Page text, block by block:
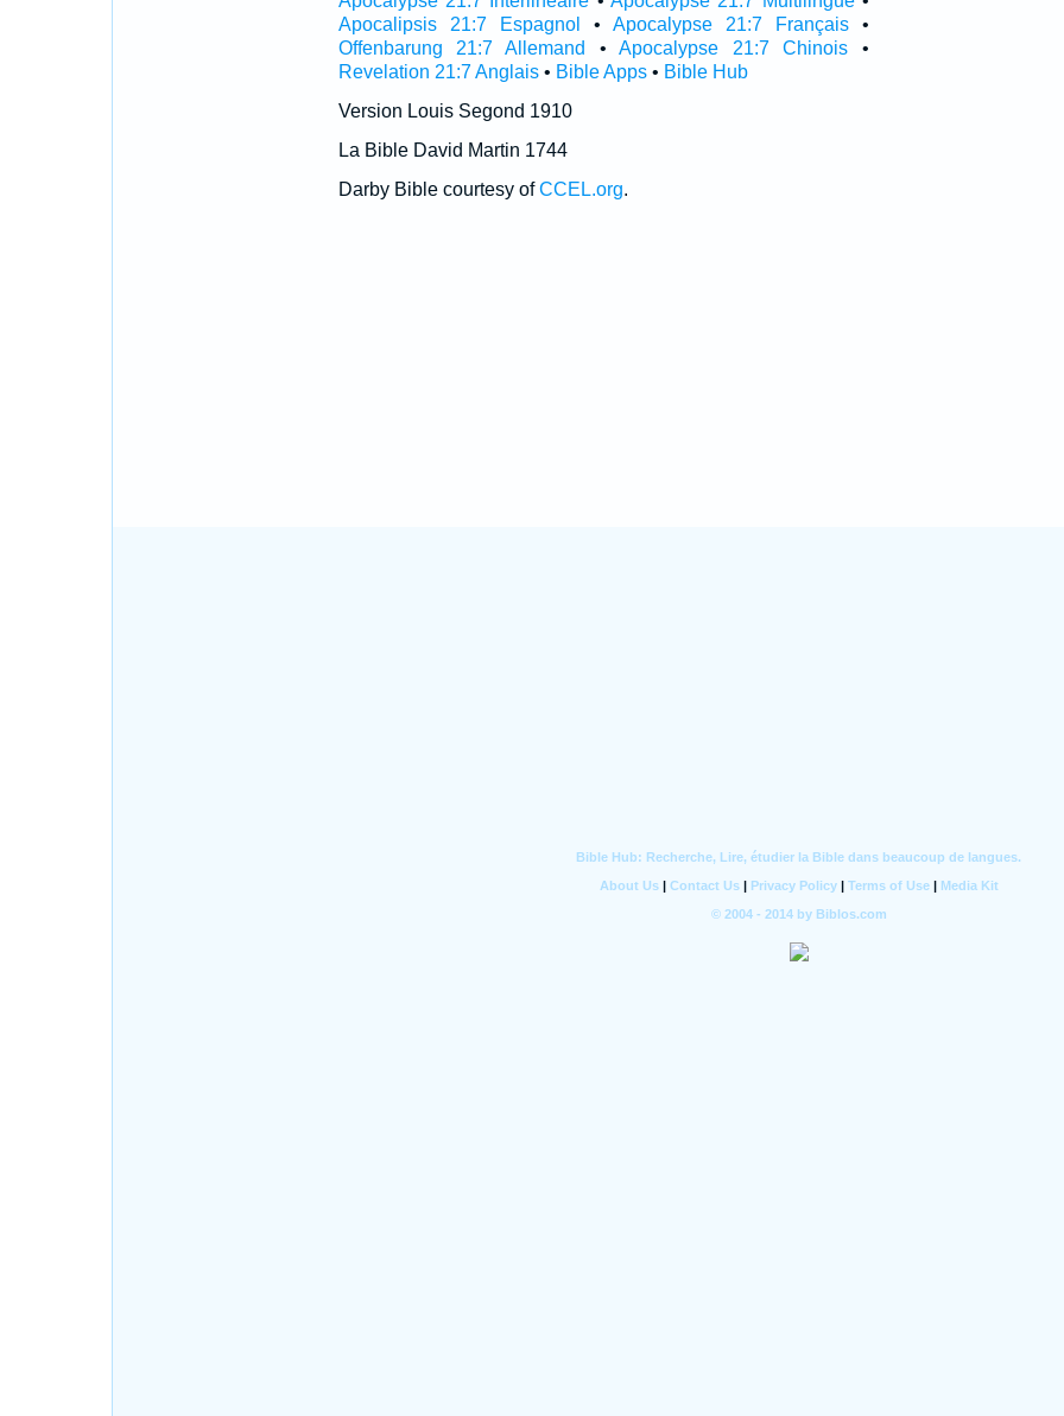
Apocalipsis 21:7 Espagnol
• Apocalypse 21:7 Français•
Offenbarung 21:7 Allemand
•Apocalypse 21:7 Chinois •
Revelation 21:7 Anglais• Bible Apps• Bible Hub
Version Louis Segond 1910
La Bible David Martin 1744
Darby Bible courtesy ofCCEL.org.